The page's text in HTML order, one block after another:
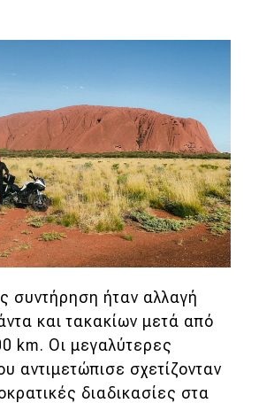
συντήρηση ήταν αλλαγή
και τακακίων μετά από
km. Οι μεγαλύτερες
αντιμετώπισε σχετίζονταν
διαδικασίες στα